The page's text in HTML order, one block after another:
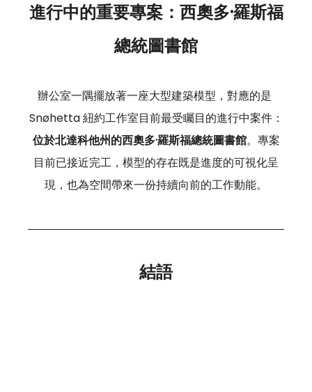
進行中的重要專案：西奧多·羅斯福
總統圖書館
辦公室一隅擺放著一座大型建築模型，對應的是
Snøhetta 紐約工作室目前最受矚目的進行中案件：
位於北達科他州的西奧多·羅斯福總統圖書館。專案
目前已接近完工，模型的存在既是進度的可視化呈
現，也為空間帶來一份持續向前的工作動能。
結語